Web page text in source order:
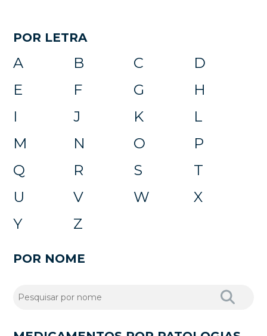
POR LETRA
A B C
D
E
F G
H
I
J K
L
M
N O
P
Q
R S
T
U
V W
X
Y
Z
POR NOME